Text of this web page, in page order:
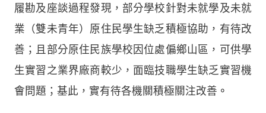
履勘及座談過程發現，部分學校針對未就學及未就
業（雙未青年）原住民學生缺乏積極協助，有待改
善；且部分原住民族學校因位處偏鄉山區，可供學
生實習之業界廠商較少，面臨技職學生缺乏實習機
會問題；基此，實有待各機關積極關注改善 。